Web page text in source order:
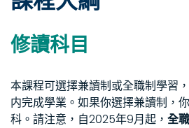
修讀科目
本課程可選擇兼讀制或全職制學習
内完成學業。如果你選擇兼讀制，
科。請注意，自2025年9月起， 全